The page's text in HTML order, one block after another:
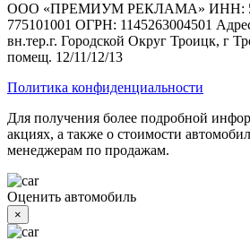
ООО «ПРЕМИУМ РЕКЛАМА» ИНН:
775101001 ОГРН: 1145263004501
вн.тер.г. Городской Округ Троицк, г
помещ. 12/11/12/13
Политика конфиденциальности
Для получения более подробной
акциях, а также о стоимости
менеджерам по продажам.
Оценить автомобиль
×